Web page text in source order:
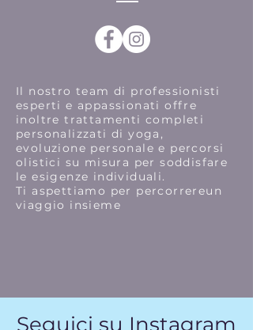
Il nostro team di professionisti
esperti e appassionati offre
inoltre trattamenti completi
personalizzati di yoga,
evoluzione personale e percorsi
olistici su misura per soddisfare
le esigenze individuali.
Ti aspettiamo per percorrereun
viaggio insieme
Seguici su Instagram